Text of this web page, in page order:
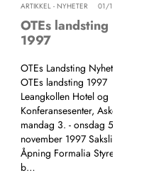
ARTIKKEL - NYHETER 01/10/1997
OTEs landsting
1997
OTEs Landsting Nyheter
OTEs landsting 1997
Leangkollen Hotel og
Konferansesenter, Asker,
mandag 3. - onsdag 5.
november 1997 Saksliste
Åpning Formalia Styrets
b…